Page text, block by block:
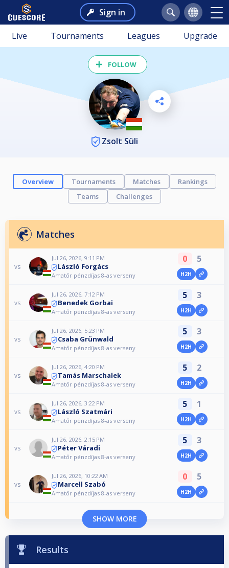
Sign in
Live Tournaments Leagues Upgrade
FOLLOW
Zsolt Süli
Overview Tournaments Matches
Rankings
Teams
Challenges
Matches
vs
Jul 26, 2026, 9:11 PM
László Forgács
Amatőr pénzdíjas 8-as verseny
0 5
H2H
vs
Jul 26, 2026, 7:12 PM
Benedek Gorbai
Amatőr pénzdíjas 8-as verseny
5 3
H2H
vs
Jul 26, 2026, 5:23 PM
Csaba Grünwald
Amatőr pénzdíjas 8-as verseny
5 3
H2H
vs
Jul 26, 2026, 4:20 PM
Tamás Marschalek
Amatőr pénzdíjas 8-as verseny
5 2
H2H
vs
Jul 26, 2026, 3:22 PM
László Szatmári
Amatőr pénzdíjas 8-as verseny
5 1
H2H
vs
Jul 26, 2026, 2:15 PM
Péter Váradi
Amatőr pénzdíjas 8-as verseny
5 3
H2H
vs
Jul 26, 2026, 10:22 AM
Marcell Szabó
Amatőr pénzdíjas 8-as verseny
0 5
H2H
SHOW MORE
Results